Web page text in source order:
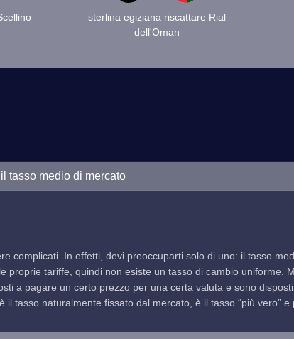
sterlina egiziana riscattare Rial
dell'Oman
tasso medio di mercato
complicati. In effetti, devi preoccuparti solo di uno: il tasso
proprie tariffe, quindi non esiste un tasso di cambio uniforme.
a pagare un certo prezzo per una certa valuta e sono
il tasso naturalmente fissato dal mercato, è il tasso “più vero” e